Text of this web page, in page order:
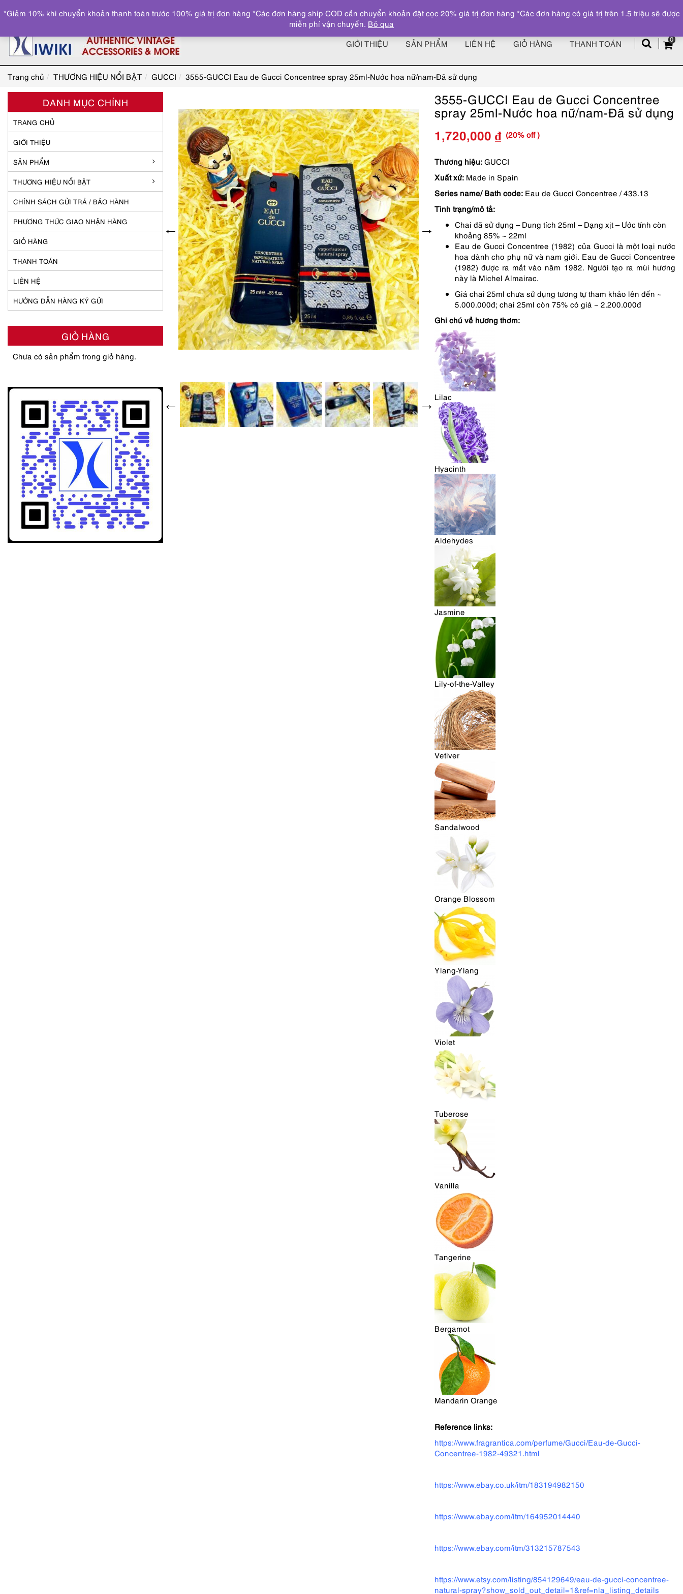
z
0
GIỚI THIỆU SẢN PHẨM LIÊN HỆ GIỎ HÀNG THANH TOÁN
Trang chủ THƯƠNG HIỆU NỔI BẬT GUCCI 3555-GUCCI Eau de Gucci Concentree spray 25ml-Nước hoa nữ/nam-Đã sử dụng
3555-GUCCI Eau de Gucci Concentree
spray 25ml-Nước hoa nữ/nam-Đã sử dụng
Giá
gốc
là:
2,150,000 ₫.
1,720,000 ₫
Giá
hiện
tại
là:
(20% off )
Thương hiệu: GUCCI
Xuất xứ: Made in Spain
Series name/ Bath code: Eau de Gucci Concentree / 433.13
Tình trạng/mô tả:
Chai đã sử dụng – Dung tích 25ml – Dạng xịt – Ước tính còn
khoảng 85% ~ 22ml
Eau de Gucci Concentree (1982) của Gucci là một loại nước
hoa dành cho phụ nữ và nam giới. Eau de Gucci Concentree
(1982) được ra mắt vào năm 1982. Người tạo ra mùi hương
này là Michel Almairac.
Giá chai 25ml chưa sử dụng tương tự tham khảo lên đến ~
5.000.000đ; chai 25ml còn 75% có giá ~ 2.200.000đ
Ghi chú về hương thơm:
Lilac
Hyacinth
Aldehydes
Jasmine
Lily-of-the-Valley
Vetiver
Sandalwood
Orange Blossom
Ylang-Ylang
Violet
Tuberose
Vanilla
Tangerine
Bergamot
Mandarin Orange
Reference links:
https://www.fragrantica.com/perfume/Gucci/Eau-de-Gucci-
Concentree-1982-49321.html
https://www.ebay.co.uk/itm/183194982150
https://www.ebay.com/itm/164952014440
https://www.ebay.com/itm/313215787543
https://www.etsy.com/listing/854129649/eau-de-gucci-concentree-
natural-spray?show_sold_out_detail=1&ref=nla_listing_details
DANH MỤC CHÍNH
TRANG CHỦ
GIỚI THIỆU
SẢN PHẨM
THƯƠNG HIỆU NỔI BẬT
CHÍNH SÁCH GỬI TRẢ / BẢO HÀNH
PHƯƠNG THỨC GIAO NHẬN HÀNG
GIỎ HÀNG
THANH TOÁN
LIÊN HỆ
HƯỚNG DẪN HÀNG KÝ GỬI
GIỎ HÀNG
Chưa có sản phẩm trong giỏ hàng.
*Giảm 10% khi chuyển khoản thanh toán trước 100% giá trị đơn hàng *Các đơn hàng ship COD cần chuyển khoản đặt cọc 20% giá trị đơn hàng *Các đơn hàng có giá trị trên 1.5 triệu sẽ được
miễn phí vận chuyển. Bỏ qua